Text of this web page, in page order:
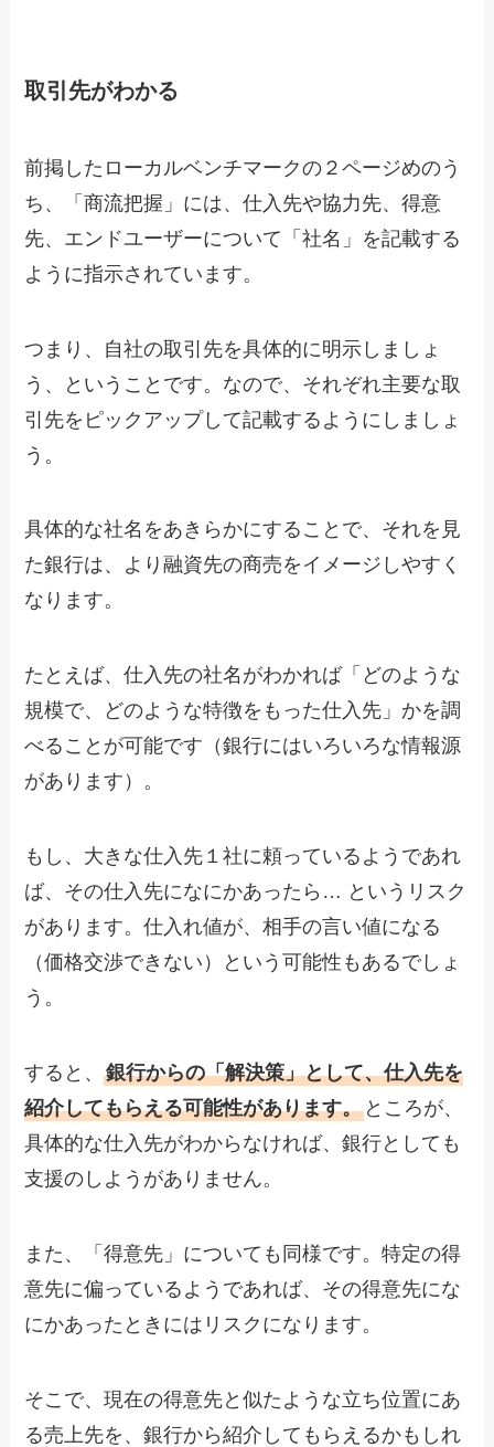
取引先がわかる
前掲したローカルベンチマークの２ページめのう
ち、「商流把握」には、仕入先や協力先、得意
先、エンドユーザーについて「社名」を記載する
ように指示されています。
つまり、自社の取引先を具体的に明示しましょ
う、ということです。なので、それぞれ主要な取
引先をピックアップして記載するようにしましょ
う。
具体的な社名をあきらかにすることで、それを見
た銀行は、より融資先の商売をイメージしやすく
なります。
たとえば、仕入先の社名がわかれば「どのような
規模で、どのような特徴をもった仕入先」かを調
べることが可能です（銀行にはいろいろな情報源
があります）。
もし、大きな仕入先１社に頼っているようであれ
ば、その仕入先になにかあったら… というリスク
があります。仕入れ値が、相手の言い値になる
（価格交渉できない）という可能性もあるでしょ
う。
すると、銀行からの「解決策」として、仕入先を
紹介してもらえる可能性があります。 ところが、
具体的な仕入先がわからなければ、銀行としても
支援のしようがありません。
また、「得意先」についても同様です。特定の得
意先に偏っているようであれば、その得意先にな
にかあったときにはリスクになります。
そこで、現在の得意先と似たような立ち位置にあ
る売上先を、銀行から紹介してもらえるかもしれ